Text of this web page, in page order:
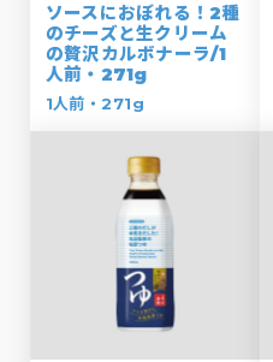
ソースにおぼれる！2種
のチーズと生クリーム
の贅沢カルボナーラ/1
人前・271g
1人前・271g